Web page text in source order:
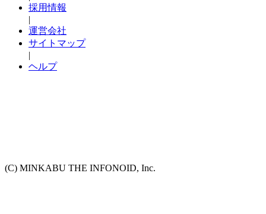
採用情報
|
運営会社
サイトマップ
|
ヘルプ
(C) MINKABU THE INFONOID, Inc.